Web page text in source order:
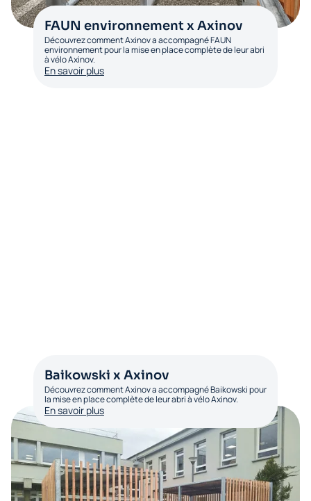
FAUN environnement x Axinov
Découvrez comment Axinov a accompagné FAUN
environnement pour la mise en place complète de leur abri
à vélo Axinov.
En savoir plus
Baikowski x Axinov
Découvrez comment Axinov a accompagné Baikowski pour
la mise en place complète de leur abri à vélo Axinov.
En savoir plus